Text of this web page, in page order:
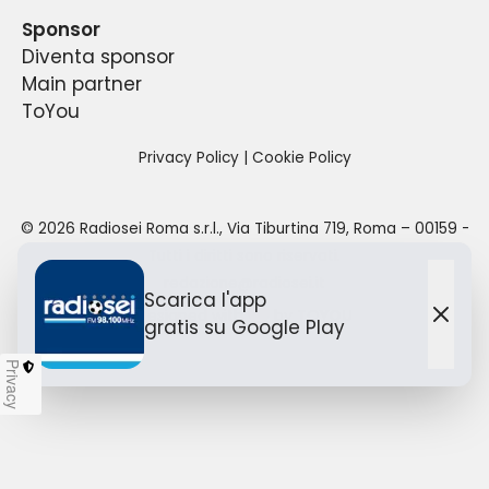
Sponsor
Diventa sponsor
Main partner
ToYou
Privacy Policy| Cookie Policy
© 2026 Radiosei Roma s.r.l., Via Tiburtina 719, Roma – 00159 -
Designed with by TO
Scarica l'app
gratis su Google Play
Privacy